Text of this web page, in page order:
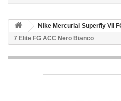
Nike Mercurial Superfly VII
7 Elite FG ACC Nero Bianco